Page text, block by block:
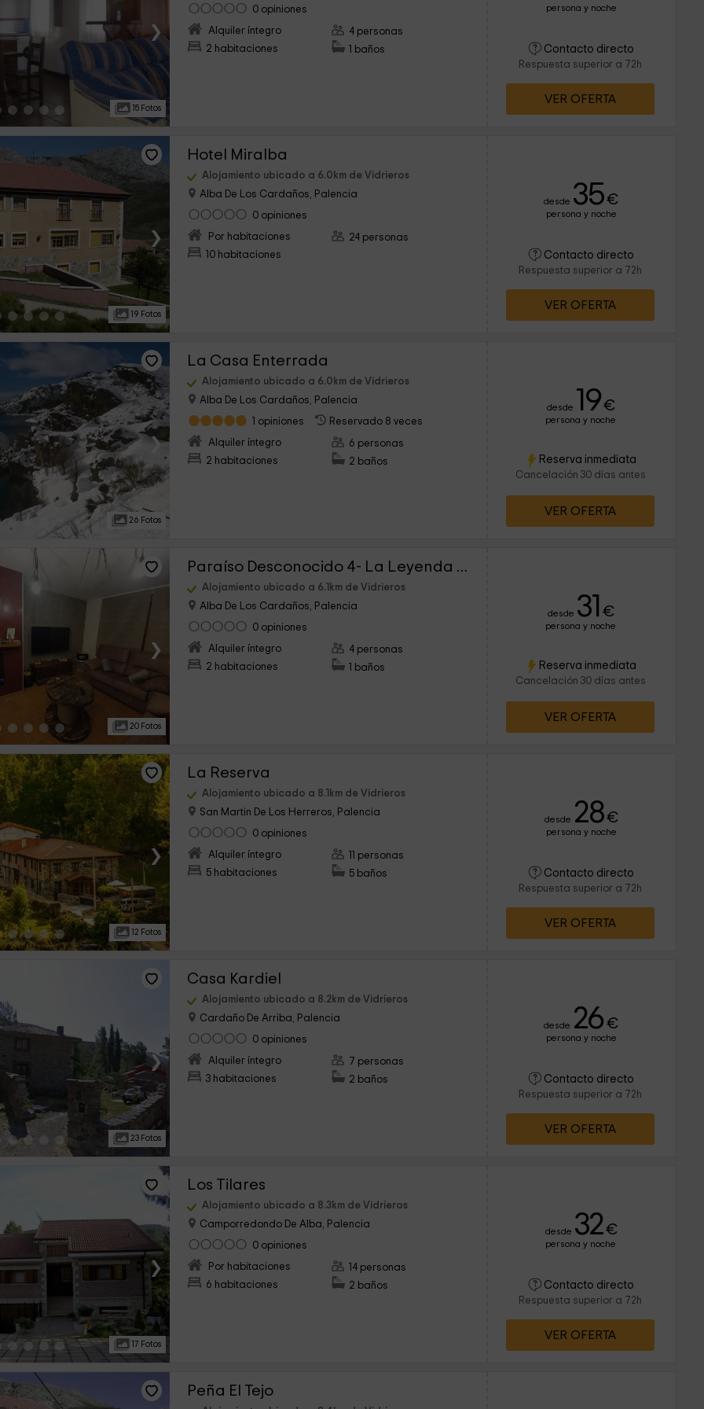
›
15 Fotos
0 opiniones
Alquiler íntegro
2 habitaciones
4 personas
1 baños
persona y noche
Contacto directo
Respuesta superior a 72h
VER OFERTA
›
19 Fotos
Hotel Miralba
Alojamiento ubicado a 6.0km de Vidrieros
Alba De Los Cardaños, Palencia
0 opiniones
Por habitaciones
10 habitaciones
24 personas
desde 35€
persona y noche
Contacto directo
Respuesta superior a 72h
VER OFERTA
›
26 Fotos
La Casa Enterrada
Alojamiento ubicado a 6.0km de Vidrieros
Alba De Los Cardaños, Palencia
1 opiniones
Reservado 8 veces
Alquiler íntegro
2 habitaciones
6 personas
2 baños
desde 19€
persona y noche
Reserva inmediata
Cancelación 30 días antes
VER OFERTA
›
20 Fotos
Paraíso Desconocido 4- La Leyenda del Curavacas
Alojamiento ubicado a 6.1km de Vidrieros
Alba De Los Cardaños, Palencia
0 opiniones
Alquiler íntegro
2 habitaciones
4 personas
1 baños
desde 31 €
persona y noche
Reserva inmediata
Cancelación 30 días antes
VER OFERTA
›
12 Fotos
La Reserva
Alojamiento ubicado a 8.1km de Vidrieros
San Martin De Los Herreros, Palencia
0 opiniones
Alquiler íntegro
5 habitaciones
11 personas
5 baños
desde 28€
persona y noche
Contacto directo
Respuesta superior a 72h
VER OFERTA
›
23 Fotos
Casa Kardiel
Alojamiento ubicado a 8.2km de Vidrieros
Cardaño De Arriba, Palencia
0 opiniones
Alquiler íntegro
3 habitaciones
7 personas
2 baños
desde 26 €
persona y noche
Contacto directo
Respuesta superior a 72h
VER OFERTA
›
17 Fotos
Los Tilares
Alojamiento ubicado a 8.3km de Vidrieros
Camporredondo De Alba, Palencia
0 opiniones
Por habitaciones
6 habitaciones
14 personas
2 baños
desde 32€
persona y noche
Contacto directo
Respuesta superior a 72h
VER OFERTA
Peña El Tejo